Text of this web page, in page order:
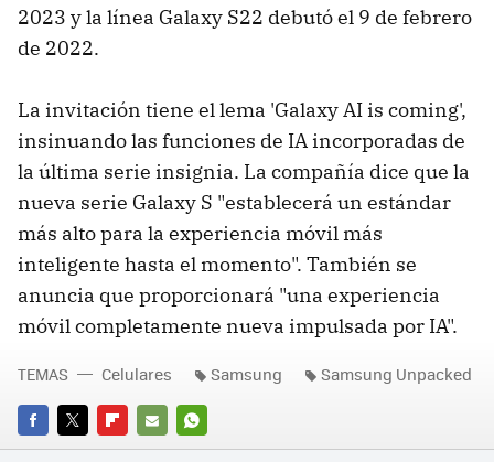
2023 y la línea Galaxy S22 debutó el 9 de febrero
de 2022.
La invitación tiene el lema 'Galaxy AI is coming',
insinuando las funciones de IA incorporadas de
la última serie insignia. La compañía dice que la
nueva serie Galaxy S "establecerá un estándar
más alto para la experiencia móvil más
inteligente hasta el momento". También se
anuncia que proporcionará "una experiencia
móvil completamente nueva impulsada por IA".
FACEBOOK
TWITTERFLIPBOARD
E-
WHATSAPP
TEMAS Celulares Samsung Samsung Unpacked